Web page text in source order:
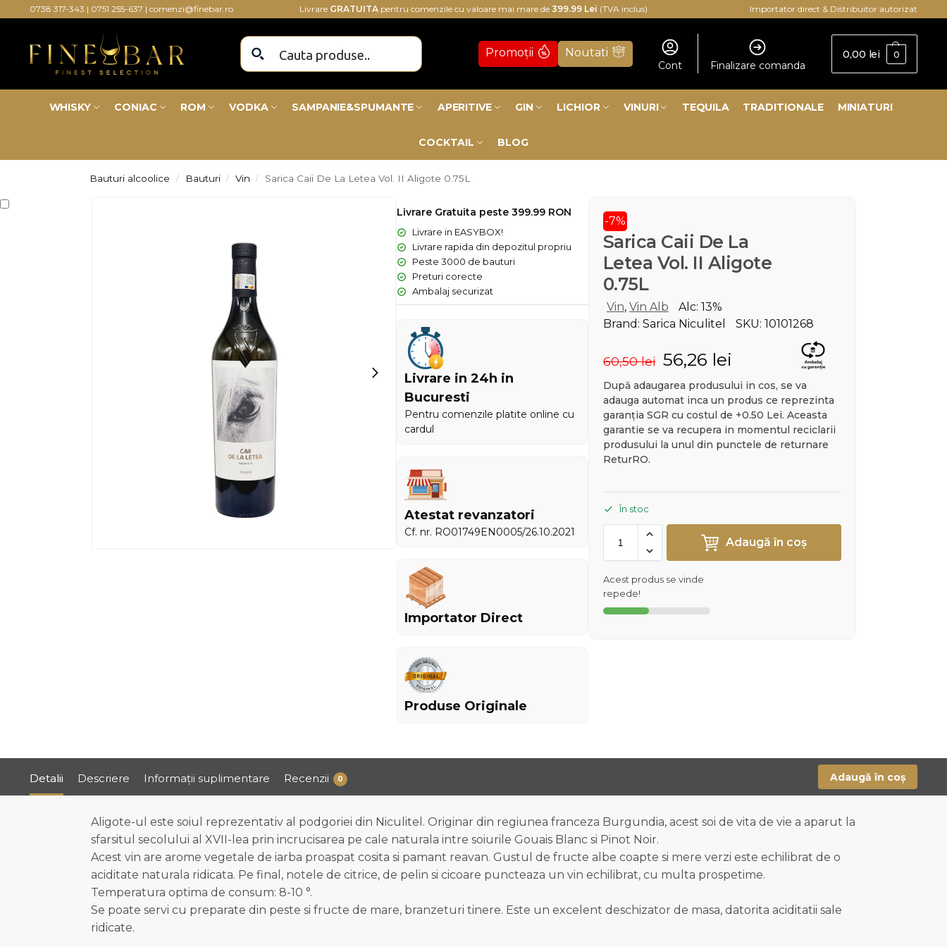
0738 317-343 | 0751 255-637 | comenzi@finebar.ro Livrare GRATUITA pentru comenzile cu valoare mai mare de 399.99 Lei (TVA inclus) Importator direct & Distribuitor autorizat
Promoții Noutati
Cont Finalizare comanda
0,00 lei 0
WHISKY CONIAC ROM VODKA SAMPANIE&SPUMANTE APERITIVE GIN LICHIOR VINURI TEQUILA TRADITIONALE MINIATURI
COCKTAIL BLOG
Bauturi alcoolice / Bauturi / Vin / Sarica Caii De La Letea Vol. II Aligote 0.75L
Livrare Gratuita peste 399.99 RON
Livrare in EASYBOX!
Livrare rapida din depozitul propriu
Peste 3000 de bauturi
Preturi corecte
Ambalaj securizat
Livrare in 24h in
Bucuresti
Pentru comenzile platite online cu
cardul
Atestat revanzatori
Cf. nr. RO01749EN0005/26.10.2021
Importator Direct
Produse Originale
-7%
Sarica Caii De La
Letea Vol. II Aligote
0.75L
Vin, Vin Alb
Alc: 13%
Brand: Sarica Niculitel
SKU: 10101268
60,50lei 56,26 lei
După adaugarea produsului in cos, se va
adauga automat inca un produs ce reprezinta
garanția SGR cu costul de +0.50 Lei. Aceasta
garantie se va recupera in momentul reciclarii
produsului la unul din punctele de returnare
ReturRO.
În stoc
Adaugă în coș
Acest produs se vinde
repede!
Detalii Descriere Informații suplimentare Recenzii 0 Adaugă în coș
Aligote-ul este soiul reprezentativ al podgoriei din Niculitel. Originar din regiunea franceza Burgundia, acest soi de vita de vie a aparut la
sfarsitul secolului al XVII-lea prin incrucisarea pe cale naturala intre soiurile Gouais Blanc si Pinot Noir.
Acest vin are arome vegetale de iarba proaspat cosita si pamant reavan. Gustul de fructe albe coapte si mere verzi este echilibrat de o
aciditate naturala ridicata. Pe final, notele de citrice, de pelin si cicoare puncteaza un vin echilibrat, cu multa prospetime.
Temperatura optima de consum: 8-10 °.
Se poate servi cu preparate din peste si fructe de mare, branzeturi tinere. Este un excelent deschizator de masa, datorita aciditatii sale
ridicate.